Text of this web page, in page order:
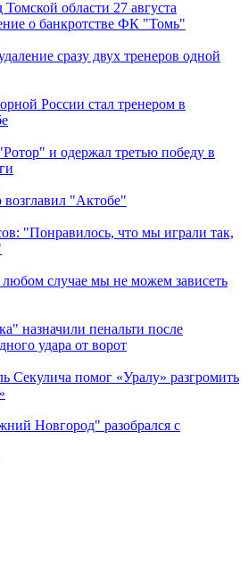
области 27 августа
о банкротстве ФК "Томь"
сразу двух тренеров одной
России стал тренером в
и одержал третью победу в
возглавил "Актобе"
"Понравилось, что мы играли так,
случае мы не можем зависеть
назначили пенальти после
удара от ворот
помог «Уралу» разгромить
Новгород" разобрался с